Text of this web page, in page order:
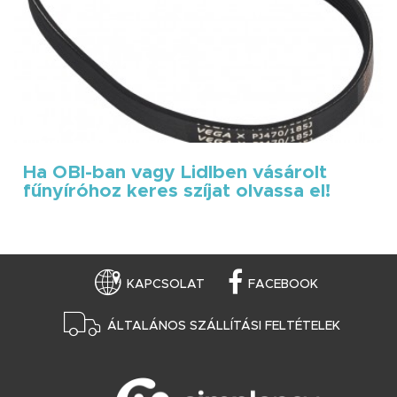
Ha OBI-ban vagy Lidlben vásárolt
fűnyíróhoz keres szíjat olvassa el!
KAPCSOLAT FACEBOOK
ÁLTALÁNOS SZÁLLÍTÁSI FELTÉTELEK